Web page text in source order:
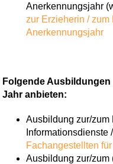
Anerkennungsjahr
zur Erzieherin / zum
Anerkennungsjahr
Folgende
Jahr anbieten:
Ausbildung zur/zum
Informationsdienste
Fachangestellten
Ausbildung zur/zum